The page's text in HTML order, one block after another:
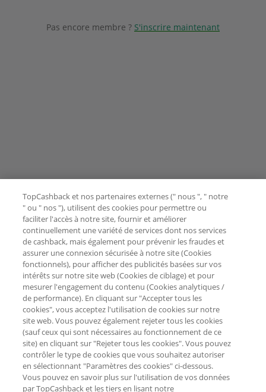
Pas encore membre ? S'inscrire maintenant
TopCashback et nos partenaires externes (" nous ", " notre
" ou " nos "), utilisent des cookies pour permettre ou
faciliter l'accès à notre site, fournir et améliorer
continuellement une variété de services dont nos services
de cashback, mais également pour prévenir les fraudes et
assurer une connexion sécurisée à notre site (Cookies
fonctionnels), pour afficher des publicités basées sur vos
intérêts sur notre site web (Cookies de ciblage) et pour
mesurer l'engagement du contenu (Cookies analytiques /
de performance). En cliquant sur "Accepter tous les
cookies", vous acceptez l'utilisation de cookies sur notre
site web. Vous pouvez également rejeter tous les cookies
(sauf ceux qui sont nécessaires au fonctionnement de ce
site) en cliquant sur "Rejeter tous les cookies". Vous pouvez
contrôler le type de cookies que vous souhaitez autoriser
en sélectionnant "Paramètres des cookies" ci-dessous.
Vous pouvez en savoir plus sur l'utilisation de vos données
par TopCashback et les tiers en lisant notre